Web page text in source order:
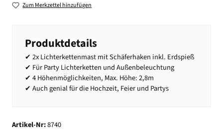
Zum Merkzettel hinzufügen
Produktdetails
✔ 2x Lichterkettenmast mit Schäferhaken inkl. Erdspieß
✔ Für Party Lichterketten und Außenbeleuchtung
✔ 4 Höhenmöglichkeiten, Max. Höhe: 2,8m
✔ Auch genial für die Hochzeit, Feier und Partys
Artikel-Nr:8740